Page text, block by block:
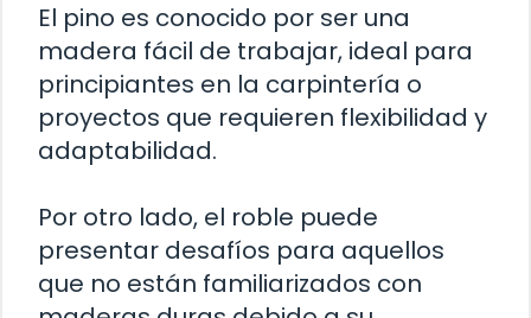
El pino es conocido por ser una
madera fácil de trabajar, ideal para
principiantes en la carpintería o
proyectos que requieren flexibilidad y
adaptabilidad.
Por otro lado, el roble puede
presentar desafíos para aquellos
que no están familiarizados con